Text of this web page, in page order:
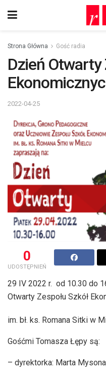
Strona Główna Gość radia
Dzień Otwarty
2022-04-25
0
UDOSTĘPNIEŃ
29 IV 2022 r. od 10.30 do
Otwarty Zespołu Szkół
im. bł. ks. Romana Sitki w
Gośćmi Tomasza Łępy są:
– dyrektorka: Marta